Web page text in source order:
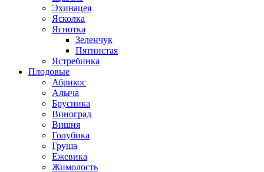
Эхинацея
Ясколка
Яснотка
Зеленчук
Пятнистая
Ястребинка
Плодовые
Абрикос
Алыча
Брусника
Виноград
Вишня
Голубика
Груша
Ежевика
Жимолость